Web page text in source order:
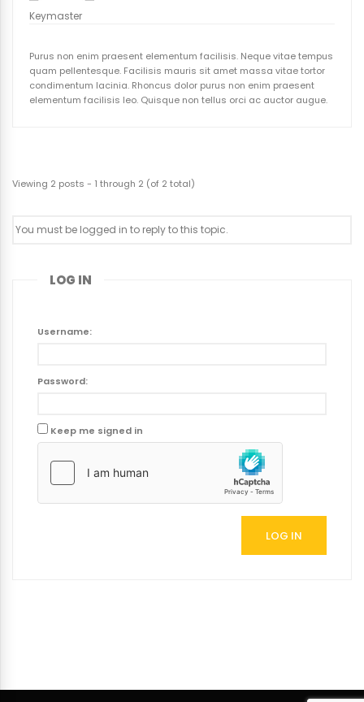
Keymaster
Purus non enim praesent elementum facilisis. Neque vitae tempus
quam pellentesque. Facilisis mauris sit amet massa vitae tortor
condimentum lacinia. Rhoncus dolor purus non enim praesent
elementum facilisis leo. Quisque non tellus orci ac auctor augue.
Viewing 2 posts - 1 through 2 (of 2 total)
You must be logged in to reply to this topic.
LOG IN
Username:
Password:
Keep me signed in
LOG IN